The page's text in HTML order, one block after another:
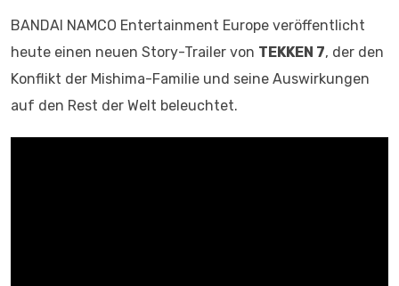
BANDAI NAMCO Entertainment Europe veröffentlicht
heute einen neuen Story-Trailer von TEKKEN 7, der den
Konflikt der Mishima-Familie und seine Auswirkungen
auf den Rest der Welt beleuchtet.